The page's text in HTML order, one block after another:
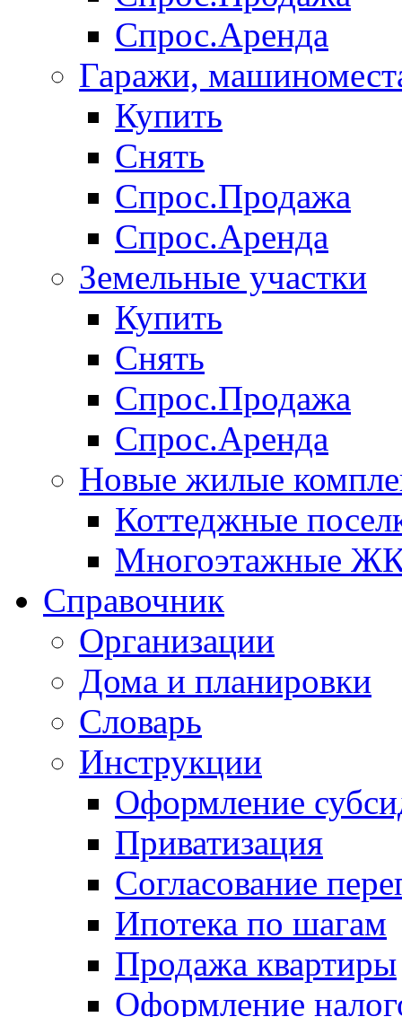
Спрос.Аренда
Гаражи,
Купить
Снять
Спрос.Продажа
Спрос.Аренда
Земельные участки
Купить
Снять
Спрос.Продажа
Спрос.Аренда
Новые жилые
Коттеджные
Многоэтажные
Справочник
Организации
Дома и планировки
Словарь
Инструкции
Оформление
Приватизация
Согласование
Ипотека по шагам
Продажа квартиры
Оформление